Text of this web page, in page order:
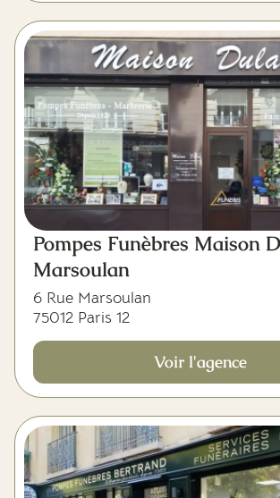
Pompes Funèbres Maison
Marsoulan
6 Rue Marsoulan
75012 Paris 12
Voir l'agence